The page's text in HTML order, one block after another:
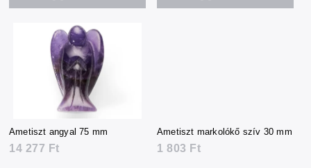
Ametiszt angyal 75 mm
14 277 Ft
Ametiszt markolókő szív 30 mm
1 803 Ft